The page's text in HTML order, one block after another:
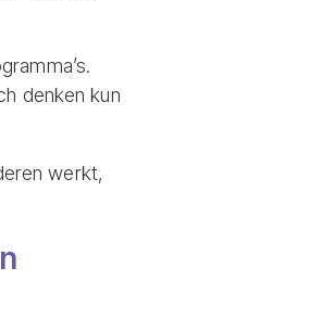
denken kun
werkt,